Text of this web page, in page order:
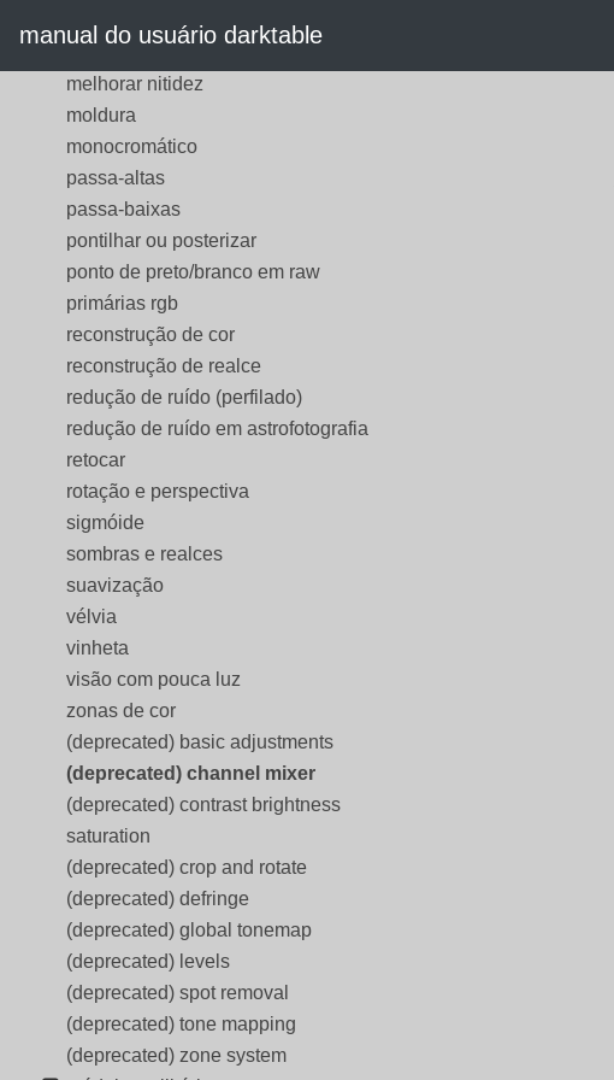
manual do usuário darktable
mapeamento de cor
melhorar nitidez
moldura
monocromático
passa-altas
passa-baixas
pontilhar ou posterizar
ponto de preto/branco em raw
primárias rgb
reconstrução de cor
reconstrução de realce
redução de ruído (perfilado)
redução de ruído em astrofotografia
retocar
rotação e perspectiva
sigmóide
sombras e realces
suavização
vélvia
vinheta
visão com pouca luz
zonas de cor
(deprecated) basic adjustments
(deprecated) channel mixer
(deprecated) contrast brightness
saturation
(deprecated) crop and rotate
(deprecated) defringe
(deprecated) global tonemap
(deprecated) levels
(deprecated) spot removal
(deprecated) tone mapping
(deprecated) zone system